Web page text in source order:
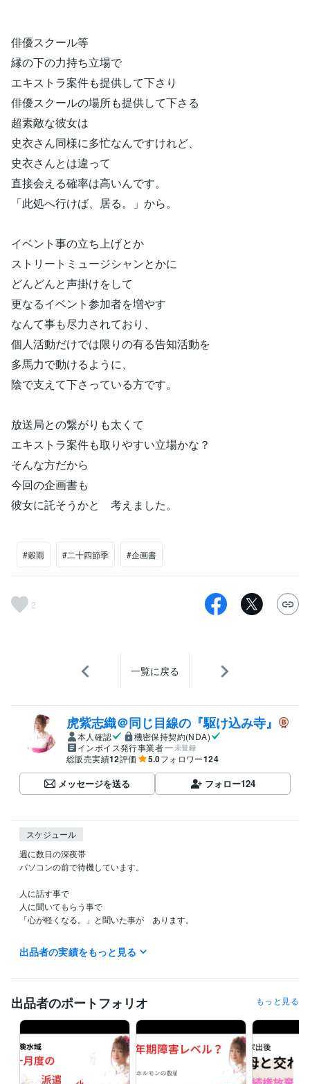
俳優スクール等
縁の下の力持ち立場で
エキストラ案件も提供して下さり
俳優スクールの場所も提供して下さる
超素敵な彼女は
史衣さん同様に多忙なんですけれど、
史衣さんとは違って
直接会える確率は高いんです。
「此処へ行けば、居る。」から。
イベント事の立ち上げとか
ストリートミュージシャンとかに
どんどんと声掛けをして
更なるイベント参加者を増やす
なんて事も尽力されており、
個人活動だけでは限りの有る告知活動を
多馬力で動けるように、
陰で支えて下さっている方です。
放送局との繋がりも太くて
エキストラ案件も取りやすい立場かな？
そんな方だから
今回の企画書も
彼女に託そうかと 考えました。
#穀雨 #二十四節季 #企画書
2
一覧に戻る
虎紫志織＠同じ目線の『駆け込み寺』
本人確認
機密保持契約(NDA)
インボイス発行事業者
未登録
総販売実績12評価 5.0フォロワー124
メッセージを送る フォロー124
スケジュール
週に数日の深夜帯
パソコンの前で待機しています。
人に話す事で
人に聞いてもらう事で
「心が軽くなる。」と聞いた事が　あります。
「男」から「女」へと　性別を変えた私が
皆さんの「心の声」を　お聞きします。
「短くって　拍子抜け　されないかなぁ？」なんて思わなくても　大丈
夫ですよ。
『愚痴』でも『悩み事』でも　なんでも　お聞きします。
唯、
皆さんの背景を　より理解する為に　時々質問しながら　会話させて下
さいね。
出品者の実績をもっと見る
出品者のポートフォリオ もっと見る